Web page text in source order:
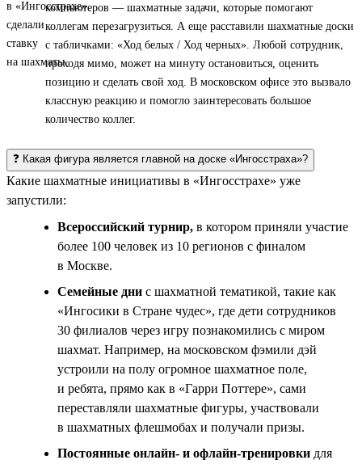
компьютеров — шахматные задачи, которые помогают
коллегам перезагрузиться. А еще расставили шахматные доски
с табличками: «Ход белых / Ход черных». Любой сотрудник,
проходя мимо, может на минуту остановиться, оценить
позицию и сделать свой ход. В московском офисе это вызвало
классную реакцию и помогло заинтересовать большое
количество коллег.
❓ Какая фигура является главной на доске «Ингосстраха»?
Какие шахматные инициативы в «Ингосстрахе» уже
запустили:
Всероссийский турнир, в котором приняли участие
более 100 человек из 10 регионов с финалом
в Москве.
Семейные дни с шахматной тематикой, такие как
«Ингосики в Стране чудес», где дети сотрудников
30 филиалов через игру познакомились с миром
шахмат. Например, на московском фэмили дэй
устроили на полу огромное шахматное поле,
и ребята, прямо как в «Гарри Поттере», сами
переставляли шахматные фигуры, участвовали
в шахматных флешмобах и получали призы.
Постоянные онлайн- и офлайн-тренировки для